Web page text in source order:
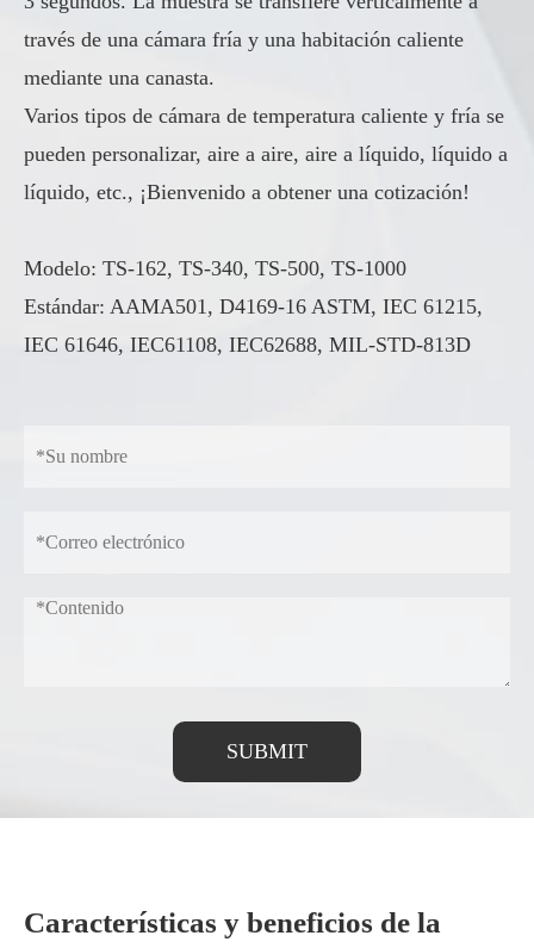
través de una cámara fría y una habitación caliente
mediante una canasta.
Varios tipos de cámara de temperatura caliente y fría se
pueden personalizar, aire a aire, aire a líquido, líquido a
líquido, etc., ¡Bienvenido a obtener una cotización!
Modelo: TS-162, TS-340, TS-500, TS-1000
Estándar: AAMA501, D4169-16 ASTM, IEC 61215,
IEC 61646, IEC61108, IEC62688, MIL-STD-813D
SUBMIT
Características y beneficios de la